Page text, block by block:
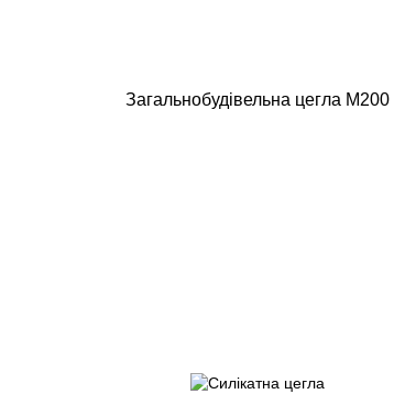
Загальнобудівельна цегла М200